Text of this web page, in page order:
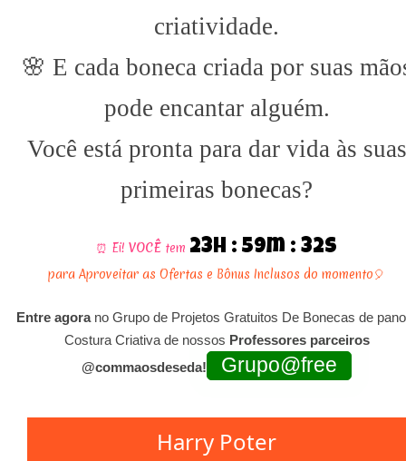
criatividade.
🌸 E cada boneca criada por suas
pode encantar alguém.
Você está pronta para dar vida às suas
primeiras bonecas?
⏰ Ei! VOCÊtem 23h : 59m : 28s
para Aproveitar as Ofertas e Bônus Inclusos do momento🎈
Entre agorano Grupo de Projetos Gratuitos De Bonecas de
Costura Criativa de nossos Professores parceiros
@commaosdeseda!
Grupo@free
Harry Poter